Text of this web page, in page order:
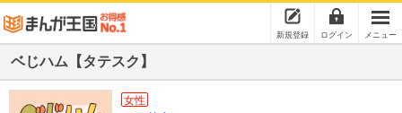
新規登録 ログイン メニュー
ベじハム【タテスク】
女性